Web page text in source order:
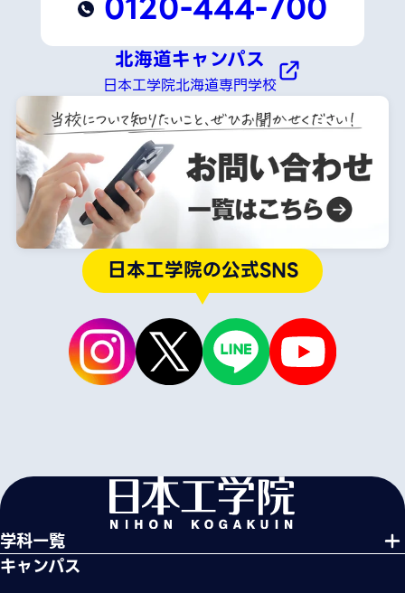
北海道キャンパス
日本工学院北海道専門学校
日本工学院の公式SNS
学科一覧
キャンパス